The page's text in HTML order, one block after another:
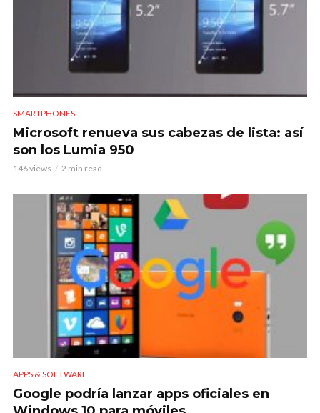
SMARTPHONES
Microsoft renueva sus cabezas de lista: así
son los Lumia 950
146 views 2 min read
APPS & SOFTWARE
Google podría lanzar apps oficiales en